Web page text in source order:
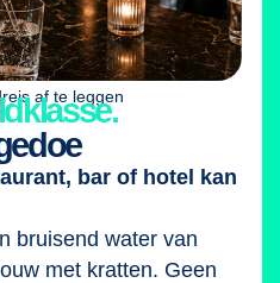
af te leggen
bar of hotel kan
bruisend water van
met kratten. Geen